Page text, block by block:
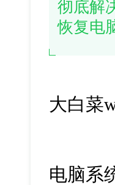
彻底解
恢复电
大白菜
电脑系